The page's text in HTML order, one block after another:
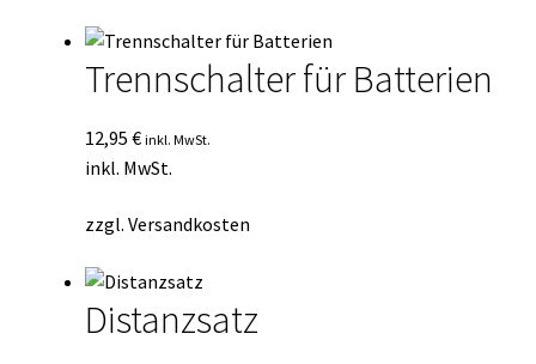
Trennschalter für Batterien
12,95 € inkl. MwSt.
inkl. MwSt.
zzgl. Versandkosten
Distanzsatz